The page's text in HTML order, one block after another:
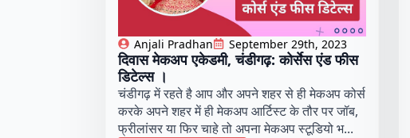
Anjali Pradhan September 29th, 2023
दिवास मेकअप एकेडमी, चंडीगढ़: कोर्सेस एंड फीस
डिटेल्स ।
चंडीगढ़ में रहते है आप और अपने शहर से ही मेकअप कोर्स
करके अपने शहर में ही मेकअप आर्टिस्ट के तौर पर जॉब,
फ्रीलांसर या फिर चाहे तो अपना मेकअप स्टूडियो भ...